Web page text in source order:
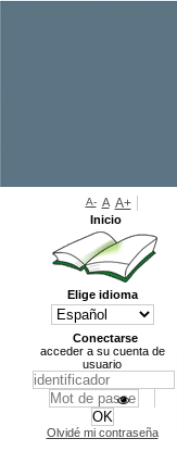
A- A A+
Inicio
Elige idioma
Conectarse
acceder a su cuenta de
usuario
Olvidé mi contraseña